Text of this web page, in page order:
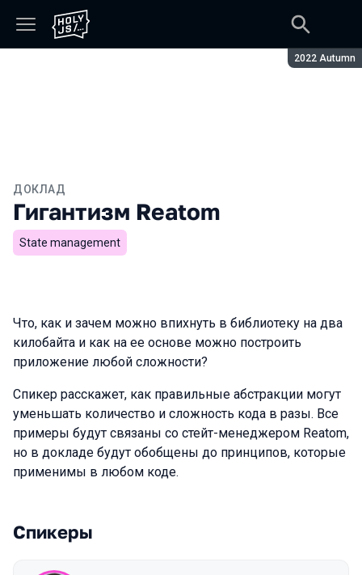
Сезон:
2022 Autumn
ДОКЛАД
Гигантизм Reatom
State management
Что, как и зачем можно впихнуть в библиотеку на два
килобайта и как на ее основе можно построить
приложение любой сложности?
Спикер расскажет, как правильные абстракции могут
уменьшать количество и сложность кода в разы. Все
примеры будут связаны со стейт-менеджером Reatom,
но в докладе будут обобщены до принципов, которые
применимы в любом коде.
Спикеры